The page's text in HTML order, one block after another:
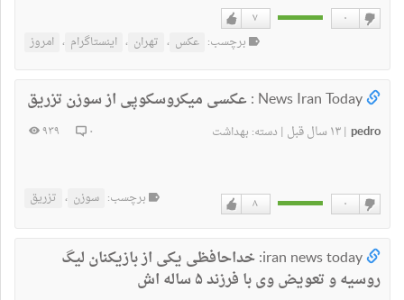
دوست
۷ ۰
برچسب: عکس ، تهران ، اینستاگرام ، امروز
News Iran Today : عکسی میکروسکوپی از سوزن تزریق
pedro
|۱۳ سال قبل | دسته: بهداشت ۰ ۹۳۹
۸ ۰
ندارم
برچسب: سوزن ، تزریق
iran news today: خداحافظی یکی از بازیکنان لیگ
روسیه و تعویض وی با فرزند ۵ ساله اش